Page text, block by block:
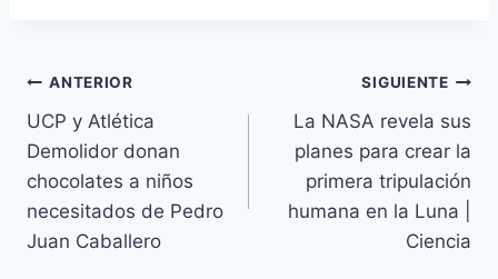
ANTERIOR
UCP y Atlética
Demolidor donan
chocolates a niños
necesitados de Pedro
Juan Caballero
SIGUIENTE
La NASA revela sus
planes para crear la
primera tripulación
humana en la Luna |
Ciencia